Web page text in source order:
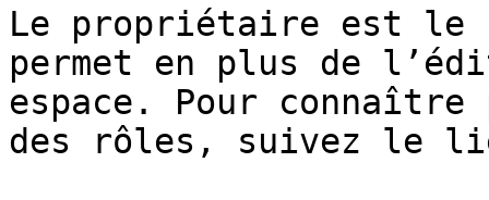
Le propriétaire est le
permet en plus de
espace. Pour
des rôles, suivez le